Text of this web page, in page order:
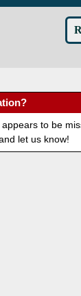
to be
let us know!